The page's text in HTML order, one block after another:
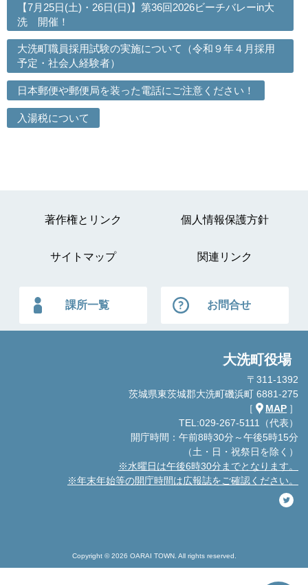
【7月25日(土)・26日(日)】第36回2026ビーチバレーin大
洗 開催！
大洗町職員採用試験の実施について（令和９年４月採用
予定・社会人経験者）
日本郵便や郵便局を装った電話にご注意ください！
入湯税について
著作権とリンク 個人情報保護方針
サイトマップ 関連リンク
課所一覧 お問合せ
大洗町役場
〒311-1392
茨城県東茨城郡大洗町磯浜町 6881-275
［
MAP ］
TEL:029-267-5111（代表）
開庁時間：午前8時30分～午後5時15分
（土・日・祝祭日を除く）
※水曜日は午後6時30分までとなります。
※年末年始等の開庁時間は広報誌をご確認ください。
Copyright © 2026 OARAI TOWN. All rights reserved.